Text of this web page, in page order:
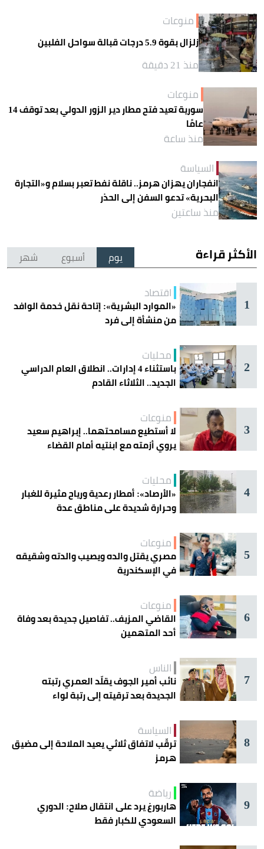
منوعات
زلزال بقوة 5.9 درجات قبالة سواحل الفلبين
منذ 21 دقيقة
منوعات
سورية تعيد فتح مطار دير الزور الدولي بعد توقف 14
عامًا
منذ ساعة
السياسة
انفجاران يهزان هرمز.. ناقلة نفط تعبر بسلام و«التجارة
البحرية» تدعو السفن إلى الحذر
منذ ساعتين
الأكثر قراءة يوم أسبوع شهر
1
اقتصاد
«الموارد البشرية»: إتاحة نقل خدمة الوافد
من منشأة إلى فرد
2
محليات
باستثناء 4 إدارات.. انطلاق العام الدراسي
الجديد.. الثلاثاء القادم
3
منوعات
لا أستطيع مسامحتهما.. إبراهيم سعيد
يروي أزمته مع ابنتيه أمام القضاء
4
محليات
«الأرصاد»: أمطار رعدية ورياح مثيرة للغبار
وحرارة شديدة على مناطق عدة
5
منوعات
مصري يقتل والده ويصيب والدته وشقيقه
في الإسكندرية
6
منوعات
القاضي المزيف.. تفاصيل جديدة بعد وفاة
أحد المتهمين
7
الناس
نائب أمير الجوف يقلّد العمري رتبته
الجديدة بعد ترقيته إلى رتبة لواء
8
السياسة
ترقّب لاتفاق ثلاثي يعيد الملاحة إلى مضيق
هرمز
9
رياضة
هاربورغ يرد على انتقال صلاح: الدوري
السعودي للكبار فقط